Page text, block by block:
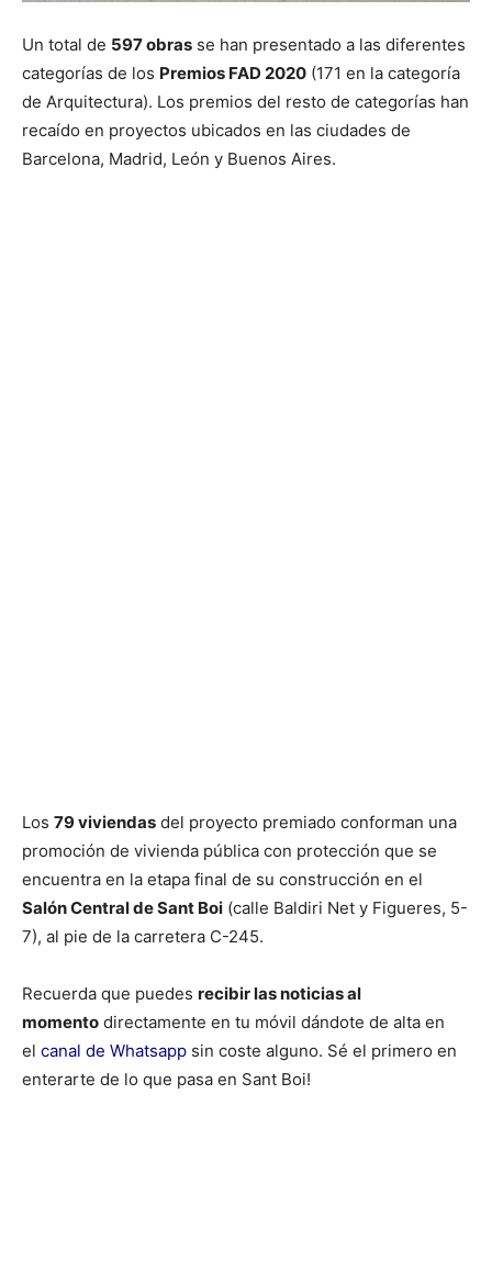
Un total de 597 obras se han presentado a las diferentes
categorías de los Premios FAD 2020 (171 en la categoría
de Arquitectura). Los premios del resto de categorías han
recaído en proyectos ubicados en las ciudades de
Barcelona, Madrid, León y Buenos Aires.
Los 79 viviendas del proyecto premiado conforman una
promoción de vivienda pública con protección que se
encuentra en la etapa final de su construcción en el
Salón Central de Sant Boi (calle Baldiri Net y Figueres, 5-
7), al pie de la carretera C-245.
Recuerda que puedes recibir las noticias al
momento directamente en tu móvil dándote de alta en
el canal de Whatsapp sin coste alguno. Sé el primero en
enterarte de lo que pasa en Sant Boi!